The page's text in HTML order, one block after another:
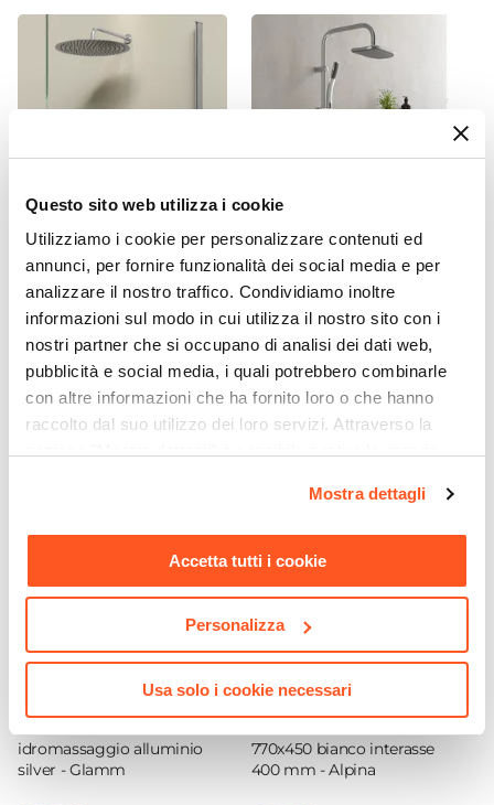
Questo sito web utilizza i cookie
Utilizziamo i cookie per personalizzare contenuti ed
annunci, per fornire funzionalità dei social media e per
analizzare il nostro traffico. Condividiamo inoltre
informazioni sul modo in cui utilizza il nostro sito con i
nostri partner che si occupano di analisi dei dati web,
pubblicità e social media, i quali potrebbero combinarle
con altre informazioni che ha fornito loro o che hanno
raccolto dal suo utilizzo dei loro servizi. Attraverso la
momento. Per maggiori informazioni si invita a leggere la
Mostra dettagli
Accetta tutti i cookie
Personalizza
Usa solo i cookie necessari
Vetro temperato
Finitura Anta
Fumè
8 mm
Materiale Profilo
Alluminio
Colore Profilo
Cromo
Braccio Di Sostegno
Riducibile da 100 fino a 50 cm
Incluso
Installazione
Set incasso doccia con
braccio 40 cm e soffione 40
cm cromo – Lir
€ 88,00
Colonna doccia a ponte in
acciaio con soffione
minimal cm 23 x 15 design -
Montana
€ 57,00
idromassaggio alluminio
silver - Glamm
CODICE:7745B
770x450 bianco interasse
400 mm - Alpina